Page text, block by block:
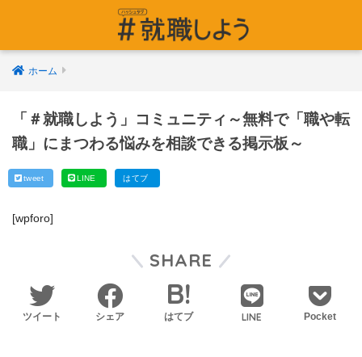
ホーム
「＃就職しよう」コミュニティ～無料で「職や転
職」にまつわる悩みを相談できる掲示板～
tweet LINE はてブ
[wpforo]
SHARE
ツイート シェア はてブ LINE Pocket